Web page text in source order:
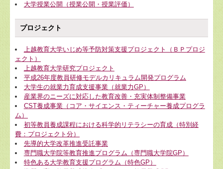
大学授業公開（授業公開・授業評価）
プロジェクト
上越教育大学いじめ等予防対策支援プロジェクト（ＢＰプロジ
ェクト）
上越教育大学研究プロジェクト
平成26年度教員研修モデルカリキュラム開発プログラム
大学生の就業力育成支援事業（就業力GP）
産業界のニーズに対応した教育改善・充実体制整備事業
CST養成事業（コア・サ­イエンス・­ティーチャ­ー養成プログラ
ム）
初等教員養成課程における科学的リテラシーの育成（特別経
費：プロジェクト分）
先導的大学改革推進受託事業
専門職大学院等教育推進プログラム（専門職大学院GP）
特色ある大学教育支援プログラム（特色GP）